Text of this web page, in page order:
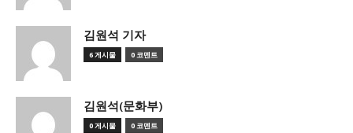
김원석 기자
6 게시물 0 코멘트
김원석(문화부)
0 게시물 0 코멘트